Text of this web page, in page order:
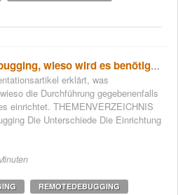
Was ist Remotedebugging, wieso wird es benötigt und wie richte ich es ein?
erklärt, was
die Durchführung gegebenenfalls
einrichtet. THEMENVERZEICHNIS
Die Unterschiede Die Einrichtung
REMOTEDEBUGGING